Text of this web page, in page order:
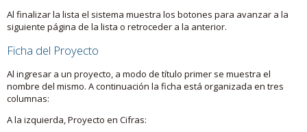
Al finalizar la lista el sistema muestra los botones para avanzar a la
siguiente página de la lista o retroceder a la anterior.
Ficha del Proyecto
Al ingresar a un proyecto, a modo de título primer se muestra el
nombre del mismo. A continuación la ficha está organizada en tres
columnas:
A la izquierda, Proyecto en Cifras: